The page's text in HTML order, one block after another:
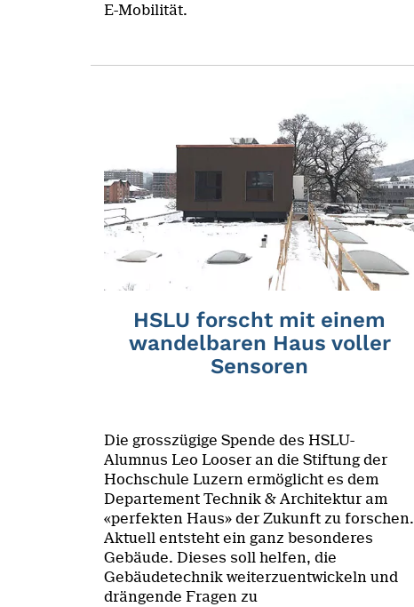
E-Mobilität.
HSLU forscht mit einem
wandelbaren Haus voller
Sensoren
Die grosszügige Spende des HSLU-
Alumnus Leo Looser an die Stiftung der
Hochschule Luzern ermöglicht es dem
Departement Technik & Architektur am
«perfekten Haus» der Zukunft zu forschen.
Aktuell entsteht ein ganz besonderes
Gebäude. Dieses soll helfen, die
Gebäudetechnik weiterzuentwickeln und
drängende Fragen zu